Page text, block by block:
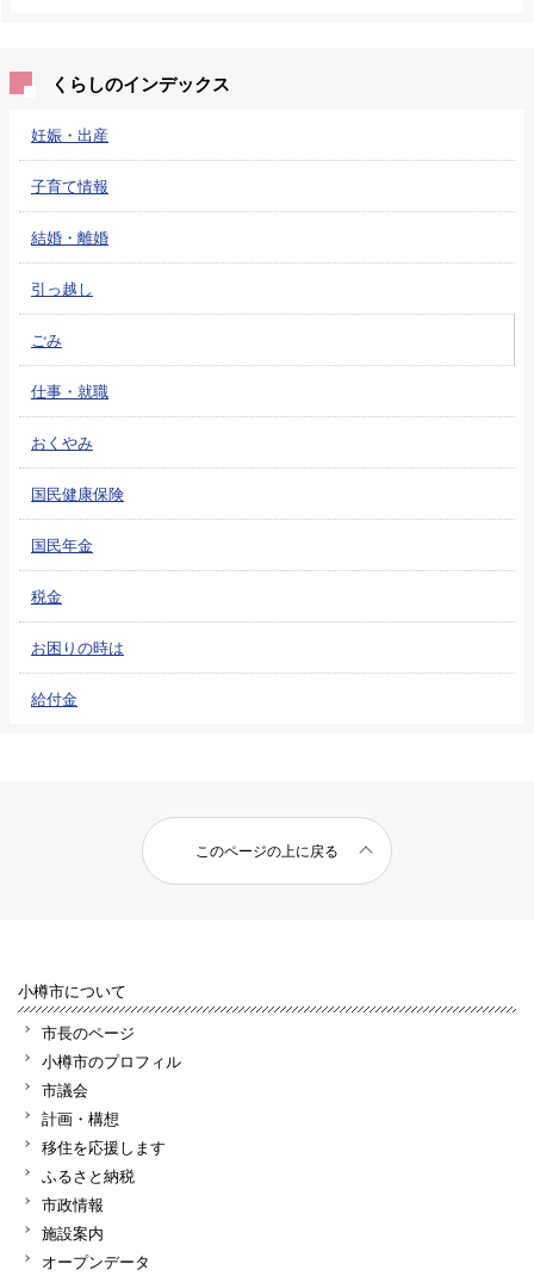
くらしのインデックス
妊娠・出産
子育て情報
結婚・離婚
引っ越し
ごみ
仕事・就職
おくやみ
国民健康保険
国民年金
税金
お困りの時は
給付金
このページの上に戻る
小樽市について
市長のページ
小樽市のプロフィル
市議会
計画・構想
移住を応援します
ふるさと納税
市政情報
施設案内
オープンデータ